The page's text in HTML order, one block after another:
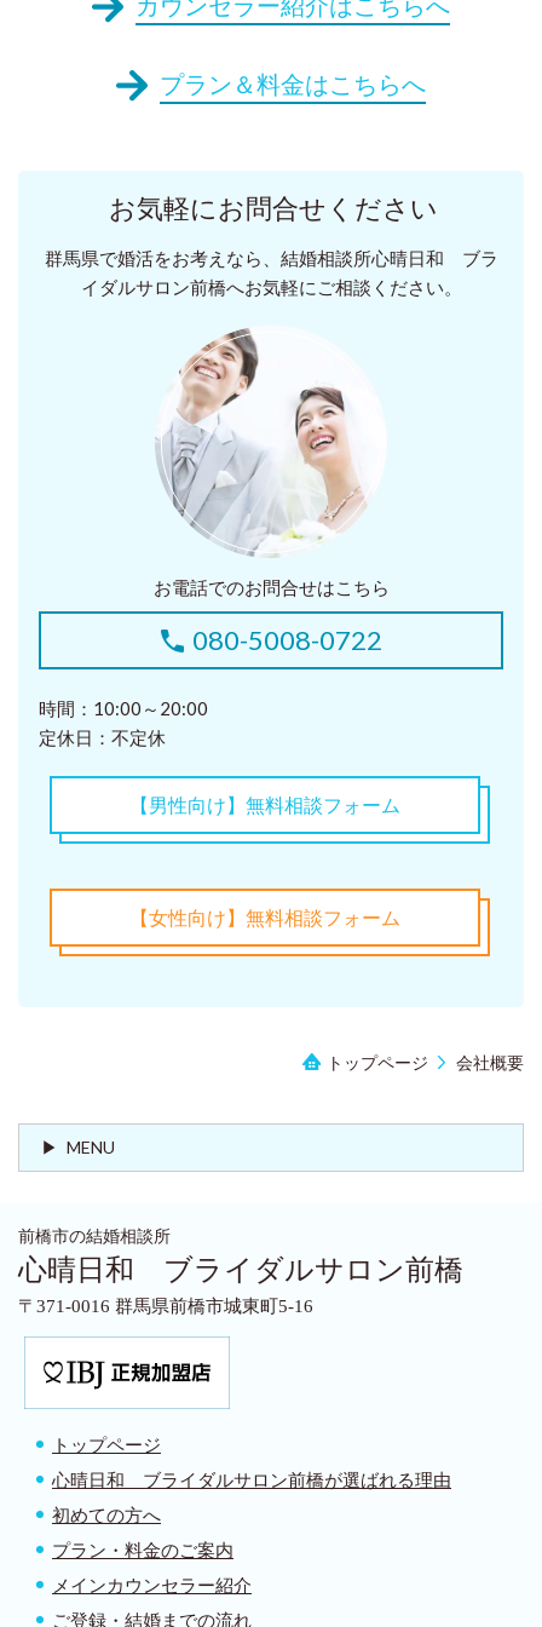
プラン＆料金はこちらへ
お気軽にお問合せください
群馬県で婚活をお考えなら、結婚相談所心晴日和 ブラ
イダルサロン前橋へお気軽にご相談ください。
お電話でのお問合せはこちら
080-5008-0722
時間：10:00～20:00
定休日：不定休
【男性向け】無料相談フォーム
【女性向け】無料相談フォーム
トップページ 会社概要
MENU
前橋市の結婚相談所
心晴日和 ブライダルサロン前橋
〒371-0016 群馬県前橋市城東町5-16
トップページ
心晴日和 ブライダルサロン前橋が選ばれる理由
初めての方へ
プラン・料金のご案内
メインカウンセラー紹介
ご登録・結婚までの流れ